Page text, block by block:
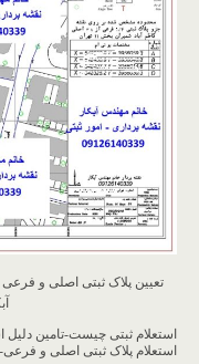
تعیین پلاک ثبتی اصلی و
استعلام ثبتی چیست-تامین
استعلام پلاک ثبتی اصلی و